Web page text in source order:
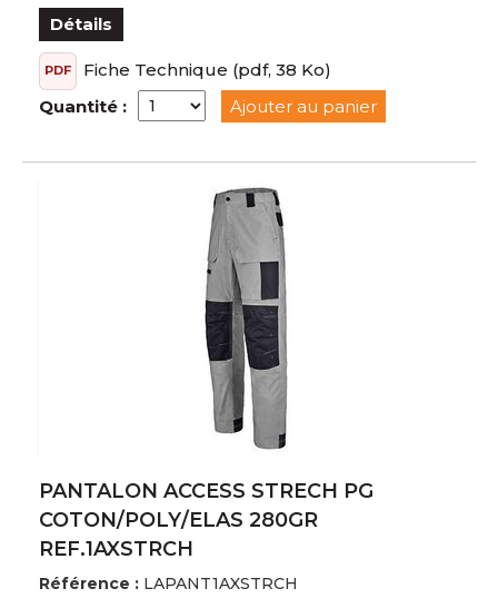
Détails
PDF Fiche Technique (pdf, 38 Ko)
Quantité :
Ajouter au panier
PANTALON ACCESS STRECH PG
COTON/POLY/ELAS 280GR
REF.1AXSTRCH
Référence : LAPANT1AXSTRCH